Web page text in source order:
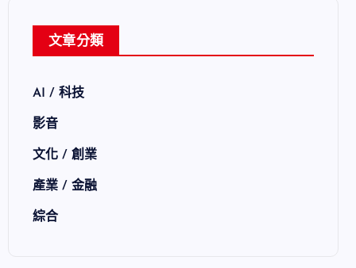
文章分類
AI / 科技
影音
文化 / 創業
產業 / 金融
綜合